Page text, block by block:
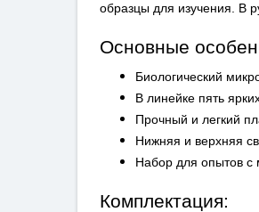
образцы для изучения. В
Основные
Биологический
В линейке пять
Прочный и легкий
Нижняя и верхняя
Набор для опытов с
Комплектация: